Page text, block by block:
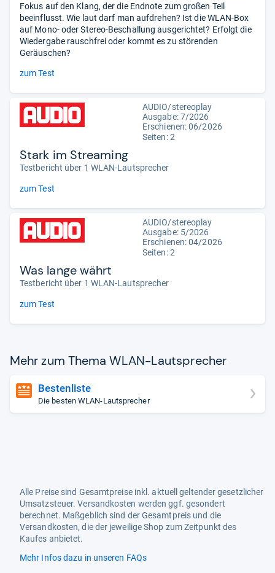
Fokus auf den Klang, der die Endnote zum großen Teil
beeinflusst. Wie laut darf man aufdrehen? Ist die WLAN-Box
auf Mono- oder Stereo-Beschallung ausgerichtet? Erfolgt die
Wiedergabe rauschfrei oder kommt es zu störenden
Geräuschen?
zum Test
AUDIO/stereoplay
Ausgabe: 7/2026
Erschienen:06/2026
Seiten: 2
Stark im Streaming
Testbericht über 1 WLAN-Lautsprecher
zum Test
AUDIO/stereoplay
Ausgabe: 5/2026
Erschienen:04/2026
Seiten: 2
Was lange währt
Testbericht über 1 WLAN-Lautsprecher
zum Test
Mehr zum Thema WLAN-​Laut­spre­cher
Bestenliste
Die besten WLAN-Lautsprecher
Alle Preise sind Gesamtpreise inkl. aktuell geltender gesetzlicher
Umsatzsteuer. Versandkosten werden ggf. gesondert
berechnet. Maßgeblich sind der Gesamtpreis und die
Versandkosten, die der jeweilige Shop zum Zeitpunkt des
Kaufes anbietet.
Mehr Infos dazu in unseren FAQs